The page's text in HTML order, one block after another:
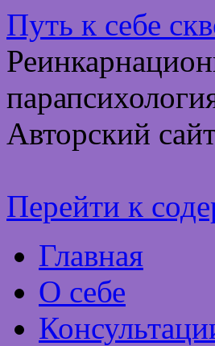
Путь к себе
Авторский
Перейти к
Главная
О себе